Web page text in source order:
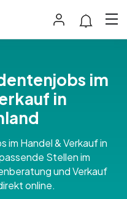
im
in
Handel & Verkauf in
Stellen im
und Verkauf
online.